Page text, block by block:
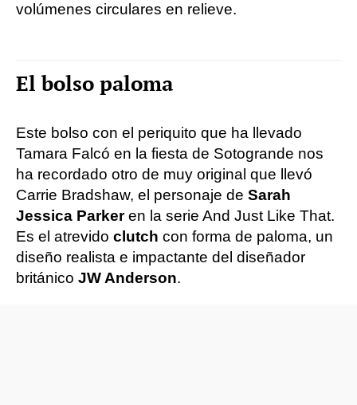
volúmenes circulares en relieve.
El bolso paloma
Este bolso con el periquito que ha llevado
Tamara Falcó en la fiesta de Sotogrande nos
ha recordado otro de muy original que llevó
Carrie Bradshaw, el personaje de Sarah
Jessica Parkeren la serie And Just Like That.
Es el atrevido clutch con forma de paloma, un
diseño realista e impactante del diseñador
británico JW Anderson.